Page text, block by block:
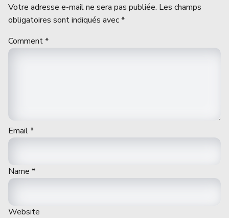
Votre adresse e-mail ne sera pas publiée. Les champs
obligatoires sont indiqués avec*
Comment*
Email*
Name *
Website